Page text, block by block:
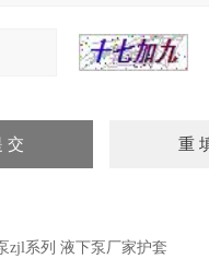
zjl系列 液下泵厂家护套